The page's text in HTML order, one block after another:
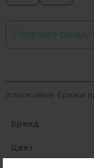
Получите
Хлопковые брюки
Бренд
Цвет